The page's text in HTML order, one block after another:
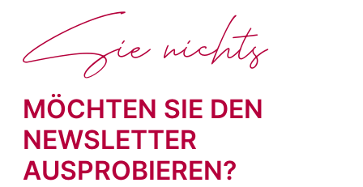
MÖCHTEN SIE DEN
NEWSLETTER
AUSPROBIEREN?
Sie nichts